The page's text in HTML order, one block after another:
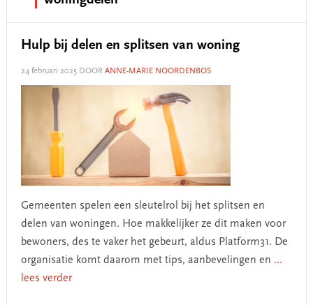
Hulp bij delen en splitsen van woning
24 februari 2025DOOR ANNE-MARIE NOORDENBOS
Gemeenten spelen een sleutelrol bij het splitsen en
delen van woningen. Hoe makkelijker ze dit maken voor
bewoners, des te vaker het gebeurt, aldus Platform31. De
organisatie komt daarom met tips, aanbevelingen en ...
lees verder